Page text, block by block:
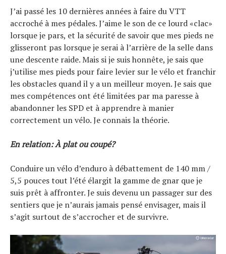
J’ai passé les 10 dernières années à faire du VTT
accroché à mes pédales. J’aime le son de ce lourd «clac»
lorsque je pars, et la sécurité de savoir que mes pieds ne
glisseront pas lorsque je serai à l’arrière de la selle dans
une descente raide. Mais si je suis honnête, je sais que
j’utilise mes pieds pour faire levier sur le vélo et franchir
les obstacles quand il y a un meilleur moyen. Je sais que
mes compétences ont été limitées par ma paresse à
abandonner les SPD et à apprendre à manier
correctement un vélo. Je connais la théorie.
En relation: À plat ou coupé?
Conduire un vélo d’enduro à débattement de 140 mm /
5,5 pouces tout l’été élargit la gamme de gnar que je
suis prêt à affronter. Je suis devenu un passager sur des
sentiers que je n’aurais jamais pensé envisager, mais il
s’agit surtout de s’accrocher et de survivre.